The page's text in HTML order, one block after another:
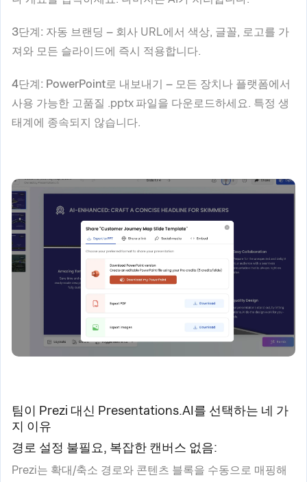
3단계: 자동 브랜딩 – 회사 URL에서 색상, 글꼴, 로고를 가
져와 모든 슬라이드에 즉시 적용합니다.
4단계: PowerPoint로 내보내기 – 모든 장치나 플랫폼에서
사용 가능한 고품질 .pptx 파일을 다운로드하세요. 특정 생
태계에 종속되지 않습니다.
팀이 Prezi 대신 Presentations.AI를 선택하는 네 가
지 이유
경로 설정 불필요, 복잡한 캔버스 없음:
Prezi는 확대/축소 경로와 콘텐츠 블록을 수동으로 매핑해